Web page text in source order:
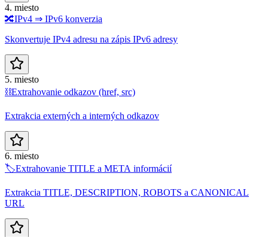
4. miesto
🔀IPv4 ⇒ IPv6 konverzia
Skonvertuje IPv4 adresu na zápis IPv6 adresy
5. miesto
⛓️Extrahovanie odkazov (href, src)
Extrakcia externých a interných odkazov
6. miesto
🏷️Extrahovanie TITLE a META informácií
Extrakcia TITLE, DESCRIPTION, ROBOTS a CANONICAL
URL